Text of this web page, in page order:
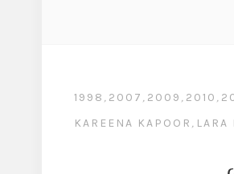
1998 , 2007 , 2009 , 2010 ,
KAREENA KAPOOR , LARA